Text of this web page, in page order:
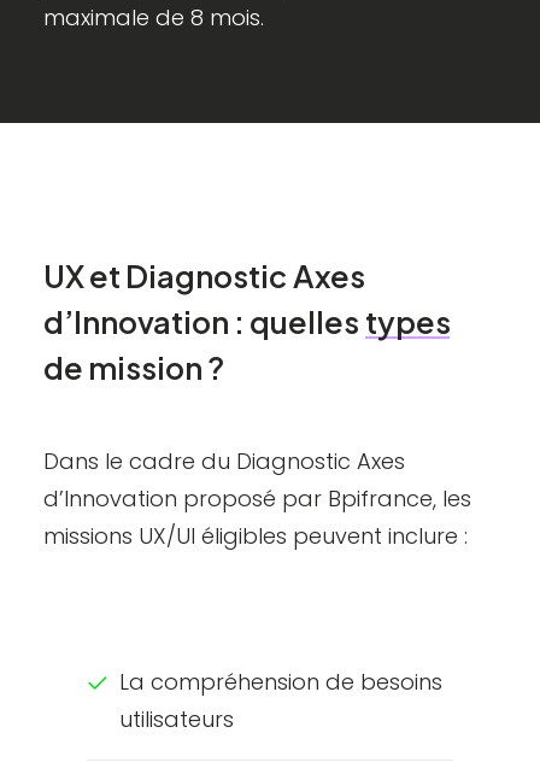
maximale de 8 mois.
UXet DiagnosticAxes
d’Innovation : quelles types
de mission?
Dans le cadre du Diagnostic Axes
d’Innovation proposé par Bpifrance, les
missions UX/UI éligibles peuvent inclure :
La compréhension de besoins
utilisateurs